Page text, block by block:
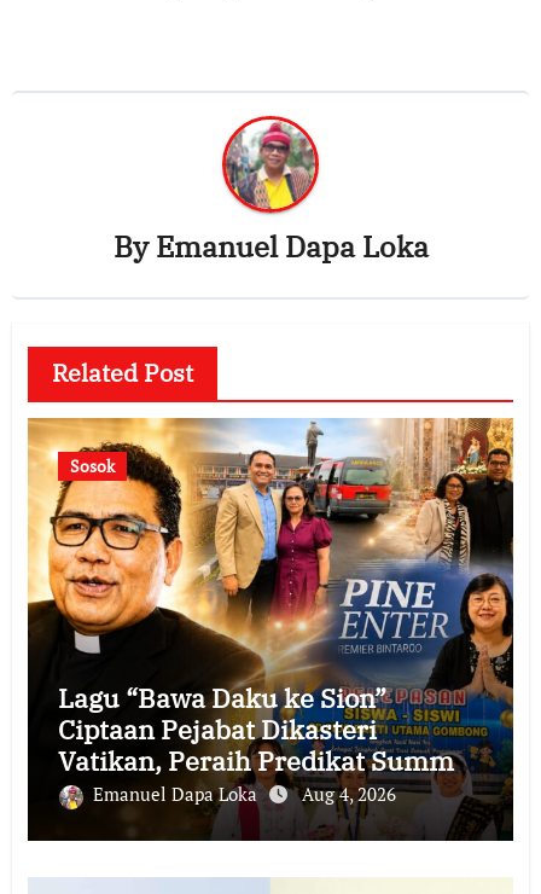
ByEmanuel Dapa Loka
Related Post
Sosok
Lagu “Bawa Daku ke Sion”
Ciptaan Pejabat Dikasteri
Vatikan, Peraih Predikat Summa
Cum Laude
Emanuel Dapa Loka Aug 4, 2026